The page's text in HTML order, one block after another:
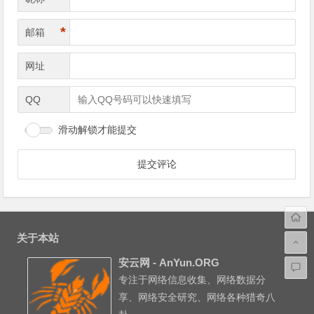
邮箱 *
网址
QQ
滑动解锁才能提交
关于本站
安云网 - AnYun.ORG
专注于网络信息收集、网络数据分
享、网络安全研究、网络各种猎奇八